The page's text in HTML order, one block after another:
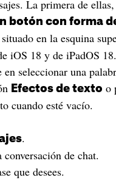
La primera de
botón con forma
situado en la esquina
iOS 18 y de iPadOS
en seleccionar una
Efectos de texto o
cuando esté vacío.
.
conversación de chat.
que desees.